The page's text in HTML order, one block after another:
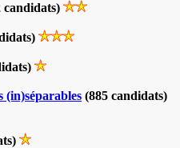
candidats)
(in)séparables (885 candidats)